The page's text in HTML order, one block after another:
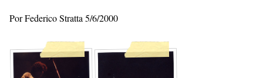
Por Federico Stratta 5/6/2000